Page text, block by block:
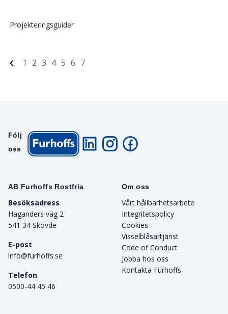
Projekteringsguider
1 2 3 4 5 6 7
AB Furhoffs Rostfria
Besöksadress
Haganders väg 2
541 34 Skövde
E-post
info@furhoffs.se
Telefon
0500-44 45 46
Om oss
Vårt hållbarhetsarbete
Integritetspolicy
Cookies
Visselblåsartjänst
Code of Conduct
Jobba hos oss
Kontakta Furhoffs
Följ
oss